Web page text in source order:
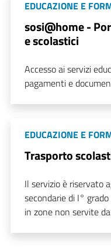
EDUCAZIONE E
sosi@home -
e scolastici
Accesso ai servizi
pagamenti e
EDUCAZIONE E
Trasporto
Il servizio è riservato
secondarie di I°
in zone non servite